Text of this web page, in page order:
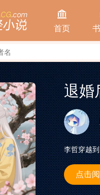

首页
退婚
李哲穿越
点击